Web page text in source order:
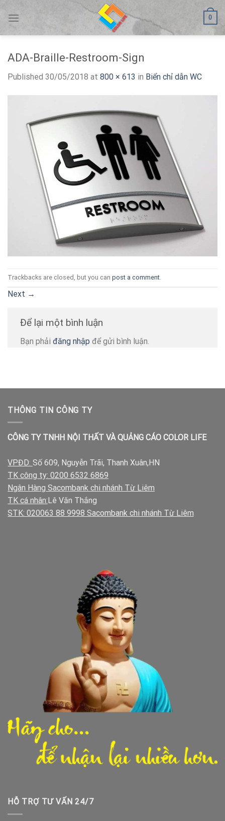
0
ADA-Braille-Restroom-Sign
Published 30/05/2018 at 800 × 613 in Biển chỉ dẫn WC
Trackbacks are closed, but you can post a comment
Next →
Để lại một bình luận
Bạn phải đăng nhập để gửi bình luận.
THÔNG TIN CÔNG TY
CÔNG TY TNHH NỘI THẤT VÀ QUẢNG CÁO COLOR LIFE
VPĐD: Số 609, Nguyễn Trãi, Thanh Xuân,HN
TK công ty: 0200 6532 6869
Ngân Hàng Sacombank chi nhánh Từ Liêm
TK cá nhân: Lê Văn Thắng
STK: 020063 88 9998 Sacombank chi nhánh Từ Liêm
HỖ TRỢ TƯ VẤN 24/7